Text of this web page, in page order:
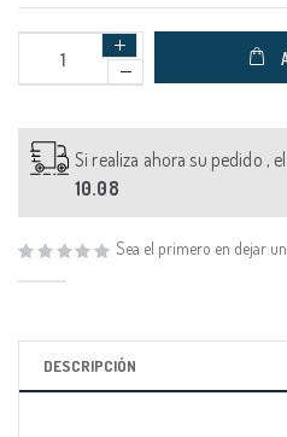
Si realiza ahora su pedido ,
10.08
Sea el primero en dejar
DESCRIPCIÓN